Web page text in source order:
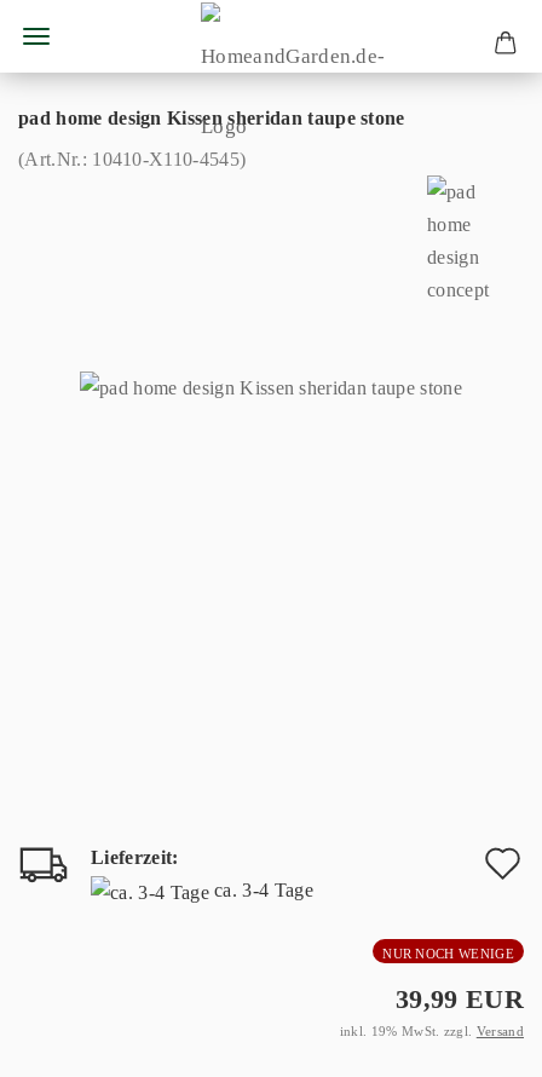
pad home design Kissen sheridan taupe stone
(Art.Nr.: 10410-X110-4545)
Lieferzeit:
ca. 3-4 Tage
NUR NOCH WENIGE
39,99 EUR
inkl. 19% MwSt. zzgl. Versand